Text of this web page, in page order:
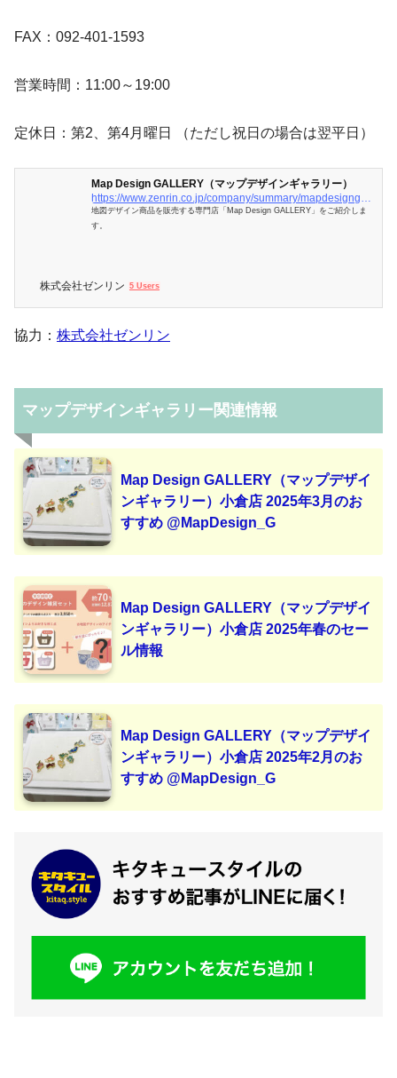
FAX：092-401-1593
営業時間：11:00～19:00
定休日：第2、第4月曜日 （ただし祝日の場合は翌平日）
Map Design GALLERY（マップデザインギャラリー）
https://www.zenrin.co.jp/company/summary/mapdesigngallery/index.html
地図デザイン商品を販売する専門店「Map Design GALLERY」をご紹介しま
す。
株式会社ゼンリン 5 Users
協力： 株式会社ゼンリン
マップデザインギャラリー関連情報
Map Design GALLERY（マップデザイ
ンギャラリー）小倉店 2025年3月のお
すすめ @MapDesign_G
Map Design GALLERY（マップデザイ
ンギャラリー）小倉店 2025年春のセー
ル情報
Map Design GALLERY（マップデザイ
ンギャラリー）小倉店 2025年2月のお
すすめ @MapDesign_G